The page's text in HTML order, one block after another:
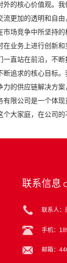
外的核心价值观。
更加的透明和自
市场竞争中所坚持
在业务上进行创新
直站在前沿，不
断追求的核心目标
力的供应链解决方
有限公司是一个体
大家庭，在公司
联系信息
联系人：
手机：
邮箱：